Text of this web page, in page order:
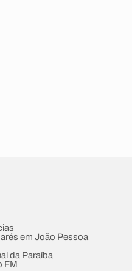
em João Pessoa
da Paraíba
FM